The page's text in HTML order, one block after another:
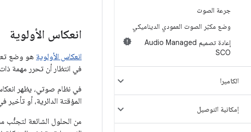
جرعة الصوت
وضع مكبّر الصوت العمودي الديناميكي
إعادة تصميم Audio Managed
SCO
الكاميرا
إمكانية التوصيل
انعكاس الأولوية
انعكاس الأولوية هو وضع
في انتظار أن تحرر مهمة
في نظام صوتي، يظهر
المؤقتة الدائرية، أو تأخير
من الحلول الشائعة لتجنُّب